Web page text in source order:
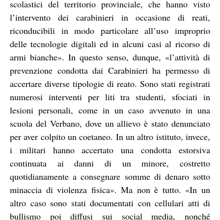
scolastici del territorio provinciale, che hanno visto
l’intervento dei carabinieri in occasione di reati,
riconducibili in modo particolare all’uso improprio
delle tecnologie digitali ed in alcuni casi al ricorso di
armi bianche». In questo senso, dunque, «l’attività di
prevenzione condotta dai Carabinieri ha permesso di
accertare diverse tipologie di reato. Sono stati registrati
numerosi interventi per liti tra studenti, sfociati in
lesioni personali, come in un caso avvenuto in una
scuola del Verbano, dove un allievo è stato denunciato
per aver colpito un coetaneo. In un altro istituto, invece,
i militari hanno accertato una condotta estorsiva
continuata ai danni di un minore, costretto
quotidianamente a consegnare somme di denaro sotto
minaccia di violenza fisica». Ma non è tutto. «In un
altro caso sono stati documentati con cellulari atti di
bullismo poi diffusi sui social media, nonché